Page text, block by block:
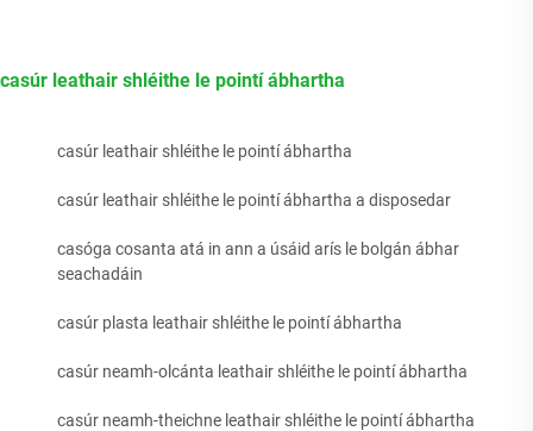
casúr leathair shléithe le pointí ábhartha
casúr leathair shléithe le pointí ábhartha
casúr leathair shléithe le pointí ábhartha a disposedar
casóga cosanta atá in ann a úsáid arís le bolgán ábhar
seachadáin
casúr plasta leathair shléithe le pointí ábhartha
casúr neamh-olcánta leathair shléithe le pointí ábhartha
casúr neamh-theichne leathair shléithe le pointí ábhartha